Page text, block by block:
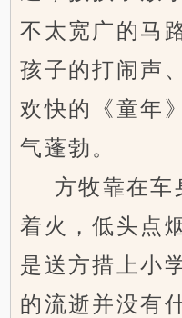
不太宽广的马
孩子的打闹声
欢快的《童年
气蓬勃。
方牧靠在车
着火，低头点
是送方措上小
的流逝并没有